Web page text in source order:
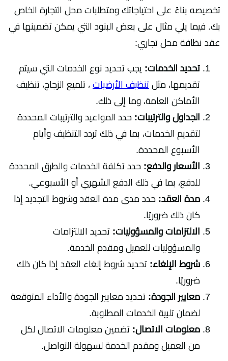
تخصيصه بناءً على احتياجاتك ومتطلبات محل التجارة الخاص
بك. فيما يلي مثال على بعض البنود التي يمكن تضمينها في
عقد نظافة محل تجاري:
تحديد الخدمات: يجب تحديد نوع الخدمات التي سيتم
تقديمها، مثل تنظيف الأرضيات ، تلميع الزجاج، تنظيف
الأماكن العامة، وما إلى ذلك.
الجداول والترتيبات: حدد المواعيد والترتيبات المحددة
لتقديم الخدمات، بما في ذلك تردد التنظيف وأيام
الأسبوع المحددة.
الأسعار والدفع: حدد تكلفة الخدمات والطرق المحددة
للدفع، بما في ذلك الدفع الشهري أو الأسبوعي.
مدة العقد: حدد مدى مدة العقد وشروط التجديد إذا
كان ذلك ضروريًا.
الالتزامات والمسؤوليات: تحديد الالتزامات
والمسؤوليات للعميل ومقدم الخدمة.
شروط الإلغاء: تحديد شروط إلغاء العقد إذا كان ذلك
ضروريًا.
معايير الجودة: تحديد معايير الجودة والأداء المتوقعة
لضمان تلبية الخدمات المطلوبة.
معلومات الاتصال: تضمين معلومات الاتصال لكل
من العميل ومقدم الخدمة لسهولة التواصل.